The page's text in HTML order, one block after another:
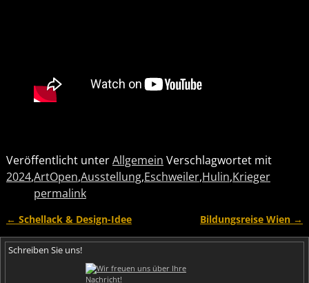
Veröffentlicht unterAllgemein Verschlagwortet mit
2024,ArtOpen,Ausstellung,Eschweiler,Hulin,Krieger
permalink
Artikelnavigation
← Schellack & Design-Idee Bildungsreise Wien →
Schreiben Sie uns!